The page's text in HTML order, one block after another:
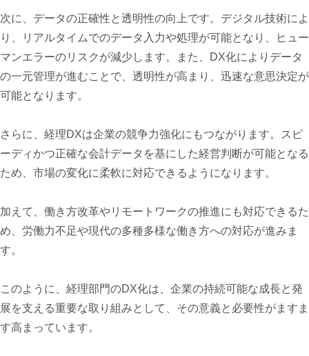
次に、データの正確性と透明性の向上です。デジタル技術によ
り、リアルタイムでのデータ入力や処理が可能となり、ヒュー
マンエラーのリスクが減少します。また、DX化によりデータ
の一元管理が進むことで、透明性が高まり、迅速な意思決定が
可能となります。
さらに、経理DXは企業の競争力強化にもつながります。スピ
ーディかつ正確な会計データを基にした経営判断が可能となる
ため、市場の変化に柔軟に対応できるようになります。
加えて、働き方改革やリモートワークの推進にも対応できるた
め、労働力不足や現代の多種多様な働き方への対応が進みま
す。
このように、経理部門のDX化は、企業の持続可能な成長と発
展を支える重要な取り組みとして、その意義と必要性がますま
す高まっています。